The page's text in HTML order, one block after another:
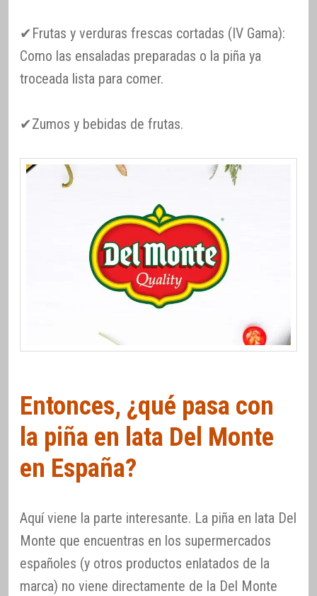
✔Frutas y verduras frescas cortadas (IV Gama):
Como las ensaladas preparadas o la piña ya
troceada lista para comer.
✔Zumos y bebidas de frutas.
Entonces, ¿qué pasa con
la piña en lata Del Monte
en España?
Aquí viene la parte interesante. La piña en lata Del
Monte que encuentras en los supermercados
españoles (y otros productos enlatados de la
marca) no viene directamente de la Del Monte